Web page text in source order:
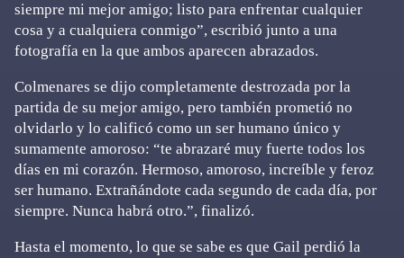
siempre mi mejor amigo; listo para enfrentar cualquier
cosa y a cualquiera conmigo”, escribió junto a una
fotografía en la que ambos aparecen abrazados.
Colmenares se dijo completamente destrozada por la
partida de su mejor amigo, pero también prometió no
olvidarlo y lo calificó como un ser humano único y
sumamente amoroso: “te abrazaré muy fuerte todos los
días en mi corazón. Hermoso, amoroso, increíble y feroz
ser humano. Extrañándote cada segundo de cada día, por
siempre. Nunca habrá otro.”, finalizó.
Hasta el momento, lo que se sabe es que Gail perdió la